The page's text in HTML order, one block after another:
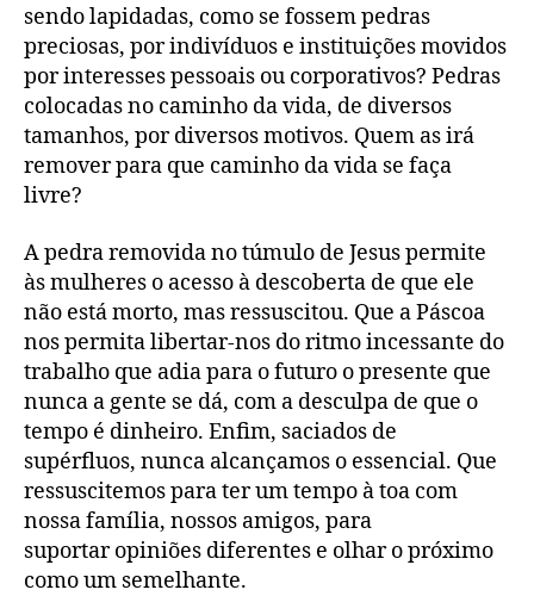
sendo lapidadas, como se fossem pedras
preciosas, por indivíduos e instituições movidos
por interesses pessoais ou corporativos? Pedras
colocadas no caminho da vida, de diversos
tamanhos, por diversos motivos. Quem as irá
remover para que caminho da vida se faça
livre?
A pedra removida no túmulo de Jesus permite
às mulheres o acesso à descoberta de que ele
não está morto, mas ressuscitou. Que a Páscoa
nos permita libertar-nos do ritmo incessante do
trabalho que adia para o futuro o presente que
nunca a gente se dá, com a desculpa de que o
tempo é dinheiro. Enfim, saciados de
supérfluos, nunca alcançamos o essencial. Que
ressuscitemos para ter um tempo à toa com
nossa família, nossos amigos, para
suportar opiniões diferentes e olhar o próximo
como um semelhante.